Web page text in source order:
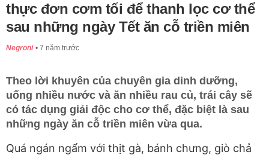
thực đơn cơm tối để thanh lọc cơ thể
sau những ngày Tết ăn cỗ triền miên
Negroni 7 năm trước
Theo lời khuyên của chuyên gia dinh dưỡng,
uống nhiều nước và ăn nhiều rau củ, trái cây sẽ
có tác dụng giải độc cho cơ thể, đặc biệt là sau
những ngày ăn cỗ triền miên vừa qua.
Quá ngán ngẩm với thịt gà, bánh chưng, giò chả